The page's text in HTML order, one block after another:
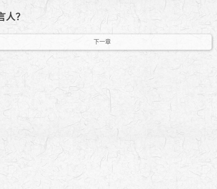
？
下一章